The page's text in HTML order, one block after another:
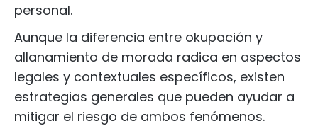
personal.
Aunque la diferencia entre okupación y
allanamiento de morada radica en aspectos
legales y contextuales específicos, existen
estrategias generales que pueden ayudar a
mitigar el riesgo de ambos fenómenos.